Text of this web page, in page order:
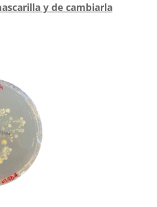
y de cambiarla